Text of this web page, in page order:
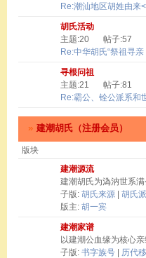
Re:潮汕地区胡姓由来
胡氏活动
主题:20
帖子:57
Re:中华胡氏“祭祖寻亲
寻根问祖
主题:21
帖子:81
Re:霸公、铨公派系和
» 建潮胡氏（注册会员）
版块
建潮源流
建潮胡氏为溈汭世系
子版: 胡氏来源 胡氏
版主: 胡一宾
建潮家谱
以建潮公血缘为核心
子版: 书字族号 历代